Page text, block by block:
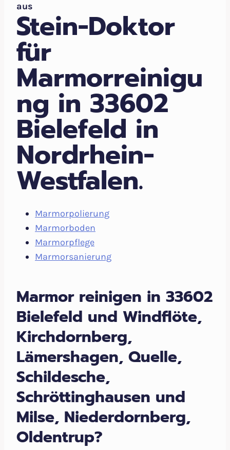
aus
Stein-Doktor
für
Marmorreinigu
ng in 33602
Bielefeld in
Nordrhein-
Westfalen.
Marmorpolierung
Marmorboden
Marmorpflege
Marmorsanierung
Marmor reinigen in 33602
Bielefeld und Windflöte,
Kirchdornberg,
Lämershagen, Quelle,
Schildesche,
Schröttinghausen und
Milse, Niederdornberg,
Oldentrup?